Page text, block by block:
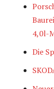
4,0l-
Die